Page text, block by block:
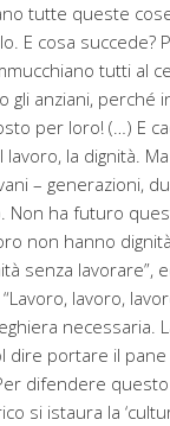
tutte queste
E cosa succede?
tutti al
gli anziani, perché
per loro! (…) E
la dignità.
– generazioni,
Non ha futuro
non hanno
senza lavorare”,
lavoro,
necessaria.
dire portare il pane
difendere
si istaura la